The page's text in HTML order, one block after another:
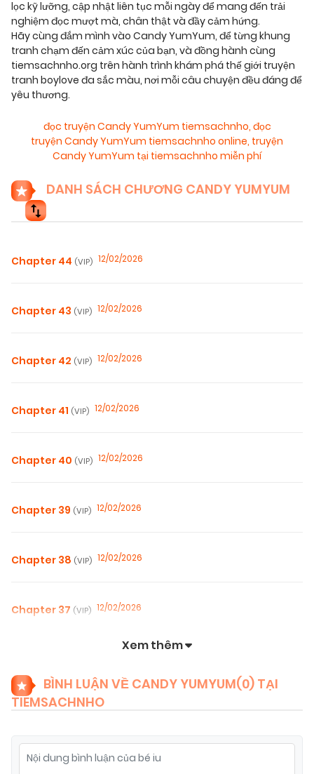
lọc kỹ lưỡng, cập nhật liên tục mỗi ngày để mang đến trải
nghiệm đọc mượt mà, chân thật và đầy cảm hứng.
Hãy cùng đắm mình vào Candy YumYum, để từng khung
tranh chạm đến cảm xúc của bạn, và đồng hành cùng
tiemsachnho.org trên hành trình khám phá thế giới truyện
tranh boylove đa sắc màu, nơi mỗi câu chuyện đều đáng để
yêu thương.
đọc truyện Candy YumYum tiemsachnho, đọc
truyện Candy YumYum tiemsachnho online, truyện
Candy YumYum tại tiemsachnho miễn phí
DANH SÁCH CHƯƠNG CANDY YUMYUM
Chapter 44 (VIP) 12/02/2026
Chapter 43 (VIP) 12/02/2026
Chapter 42 (VIP) 12/02/2026
Chapter 41 (VIP) 12/02/2026
Chapter 40 (VIP) 12/02/2026
Chapter 39 (VIP) 12/02/2026
Chapter 38 (VIP) 12/02/2026
Chapter 37 (VIP) 12/02/2026
Chapter 35 (VIP) 12/02/2026
Chapter 34(VIP) 12/02/2026
Xem thêm
BÌNH LUẬN VỀ CANDY YUMYUM(0) TẠI
TIEMSACHNHO